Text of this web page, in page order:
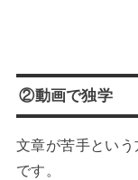
②動画で独学
文章が苦手とい
です。